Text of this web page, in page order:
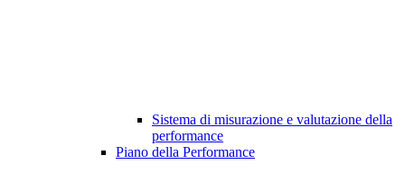
Sistema di misurazione e valutazione della
performance
Piano della Performance